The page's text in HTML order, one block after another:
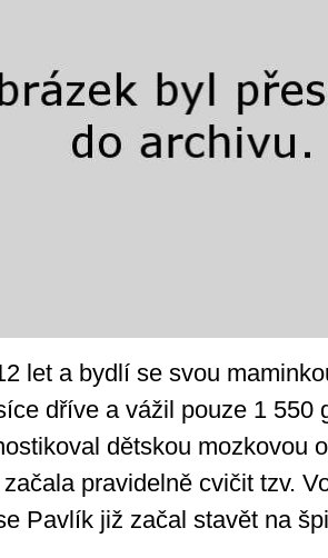
let a bydlí se svou
dříve a vážil pouze 1 550
dětskou mozkovou
pravidelně cvičit tzv.
Pavlík již začal stavět na